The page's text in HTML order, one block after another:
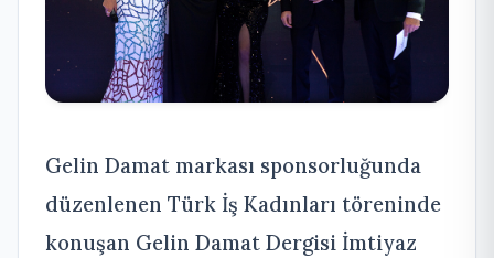
Gelin Damat markası sponsorluğunda
düzenlenen Türk İş Kadınları töreninde
konuşan Gelin Damat Dergisi İmtiyaz